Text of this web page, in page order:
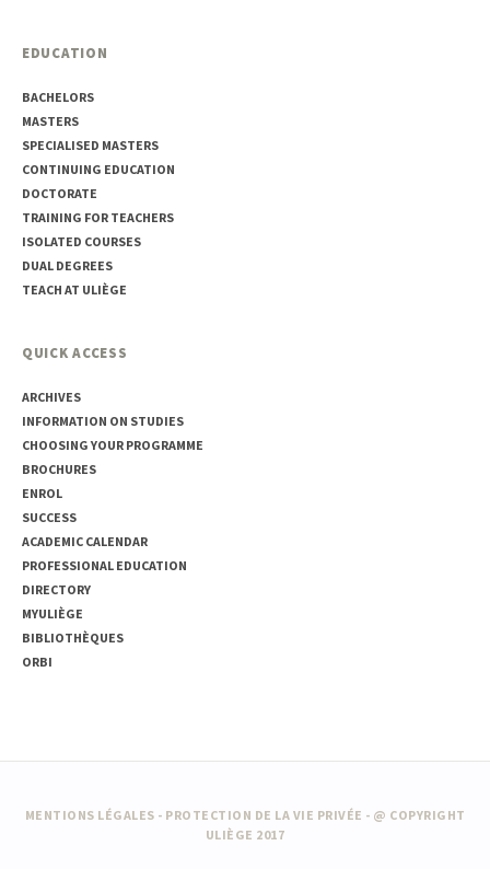
EDUCATION
BACHELORS
MASTERS
SPECIALISED MASTERS
CONTINUING EDUCATION
DOCTORATE
TRAINING FOR TEACHERS
ISOLATED COURSES
DUAL DEGREES
TEACH AT ULIÈGE
QUICK ACCESS
ARCHIVES
INFORMATION ON STUDIES
CHOOSING YOUR PROGRAMME
BROCHURES
ENROL
SUCCESS
ACADEMIC CALENDAR
PROFESSIONAL EDUCATION
DIRECTORY
MYULIÈGE
BIBLIOTHÈQUES
ORBI
MENTIONS LÉGALES - PROTECTION DE LA VIE PRIVÉE - @ COPYRIGHT
ULIÈGE 2017